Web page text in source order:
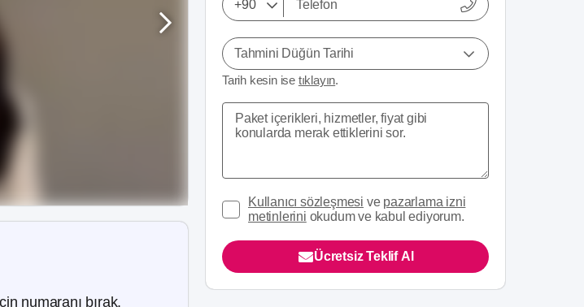
numaranı bırak.
Tahmini Düğün Tarihi
Tarih kesin ise tıklayın.
Kullanıcı sözleşmesi ve pazarlama izni
metinlerini okudum ve kabul ediyorum.
Ücretsiz Teklif Al